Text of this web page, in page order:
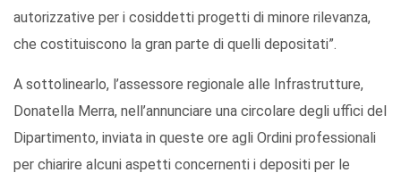
autorizzative per i cosiddetti progetti di minore rilevanza,
che costituiscono la gran parte di quelli depositati”.
A sottolinearlo, l’assessore regionale alle Infrastrutture,
Donatella Merra, nell’annunciare una circolare degli uffici del
Dipartimento, inviata in queste ore agli Ordini professionali
per chiarire alcuni aspetti concernenti i depositi per le